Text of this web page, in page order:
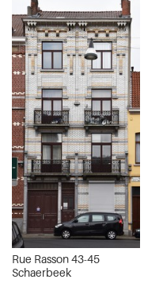
Rue Rasson 43-45
Schaerbeek